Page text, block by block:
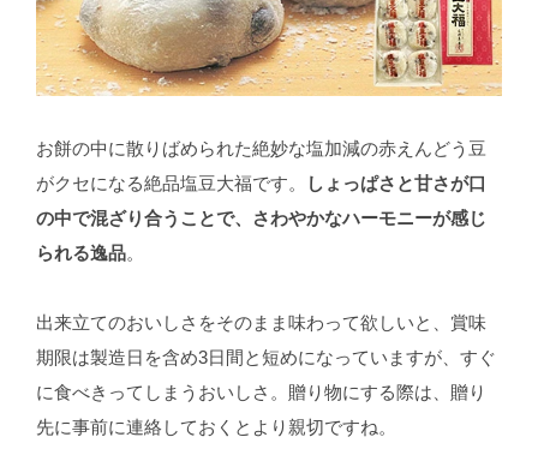
お餅の中に散りばめられた絶妙な塩加減の赤えんどう豆
がクセになる絶品塩豆大福です。
しょっぱさと甘さが口
の中で混ざり合うことで、さわやかなハーモニーが感じ
られる逸品。
出来立てのおいしさをそのまま味わって欲しいと、賞味
期限は製造日を含め3日間と短めになっていますが、すぐ
に食べきってしまうおいしさ。贈り物にする際は、贈り
先に事前に連絡しておくとより親切ですね。